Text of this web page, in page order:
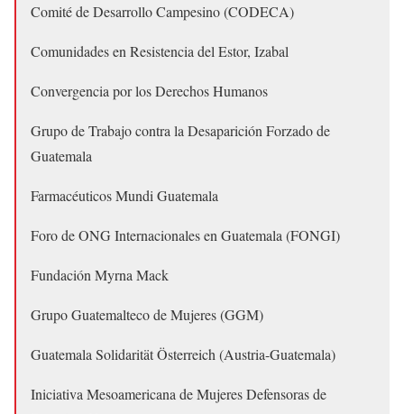
Comité de Desarrollo Campesino (CODECA)
Comunidades en Resistencia del Estor, Izabal
Convergencia por los Derechos Humanos
Grupo de Trabajo contra la Desaparición Forzado de
Guatemala
Farmacéuticos Mundi Guatemala
Foro de ONG Internacionales en Guatemala (FONGI)
Fundación Myrna Mack
Grupo Guatemalteco de Mujeres (GGM)
Guatemala Solidarität Österreich (Austria-Guatemala)
Iniciativa Mesoamericana de Mujeres Defensoras de